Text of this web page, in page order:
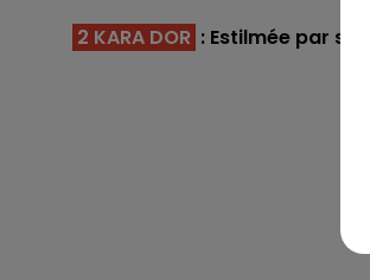
2 KARA DOR : Estilmée par